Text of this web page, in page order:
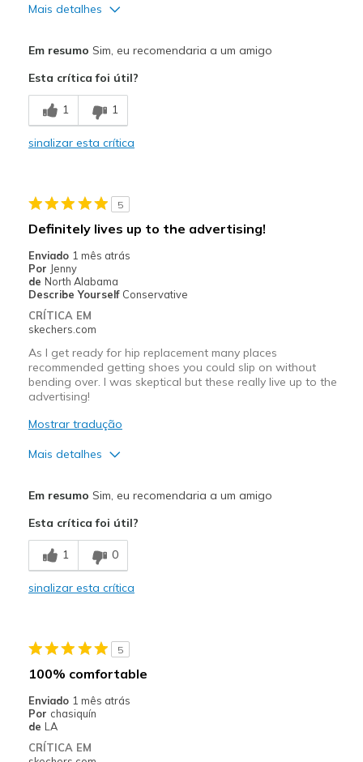
Mais detalhes
Comfortable
Contras
Need Break In
Casual Wear
Sizing
View On Shoes
I'm Really Into Shoes
Em resumo Sim, eu recomendaria a um amigo
Esta crítica foi útil?
1 1
sinalizar esta crítica
5
Definitely lives up to the advertising!
Enviado 1 mês atrás
Por Jenny
de North Alabama
Describe Yourself Conservative
CRÍTICA EM
skechers.com
As I get ready for hip replacement many places
recommended getting shoes you could slip on without
bending over. I was skeptical but these really live up to the
advertising!
Mostrar tradução
Mais detalhes
Melhores utilizações
Casual Wear
View On Shoes
Shoes are for Wearing
Em resumo Sim, eu recomendaria a um amigo
Esta crítica foi útil?
1 0
sinalizar esta crítica
5
100% comfortable
Enviado 1 mês atrás
Por chasiquín
de LA
CRÍTICA EM